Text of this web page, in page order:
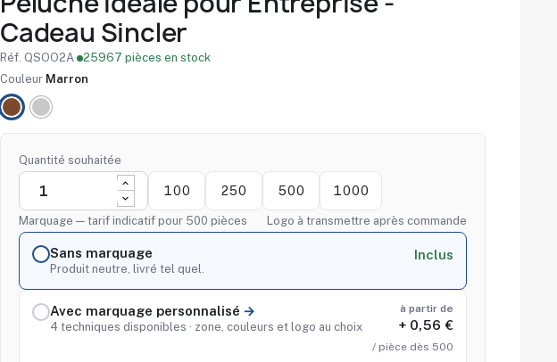
Cadeau Sincler
Réf. QSOO2A· 25967 pièces en stock
Couleur Marron
MarronNATURELLE
Quantité souhaitée
100 250 500 1000
Marquage — tarif indicatif pour 500 pièces Logo à transmettre après commande
Sans marquage
Produit neutre, livré tel quel.
Inclus
Avec marquage personnalisé
4 techniques disponibles · zone, couleurs et logo au choix
à partir de
+ 0,56 €
/ pièce dès 500